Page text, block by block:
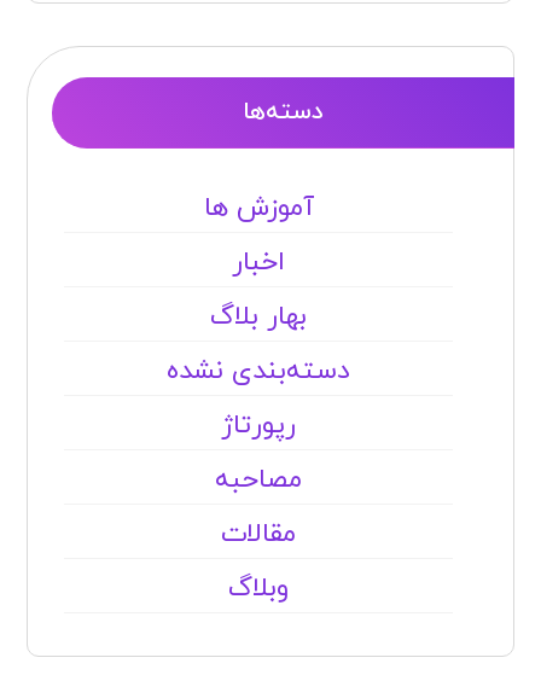
دسته‌ها
آموزش ها
اخبار
بهار بلاگ
دسته‌بندی نشده
رپورتاژ
مصاحبه
مقالات
وبلاگ